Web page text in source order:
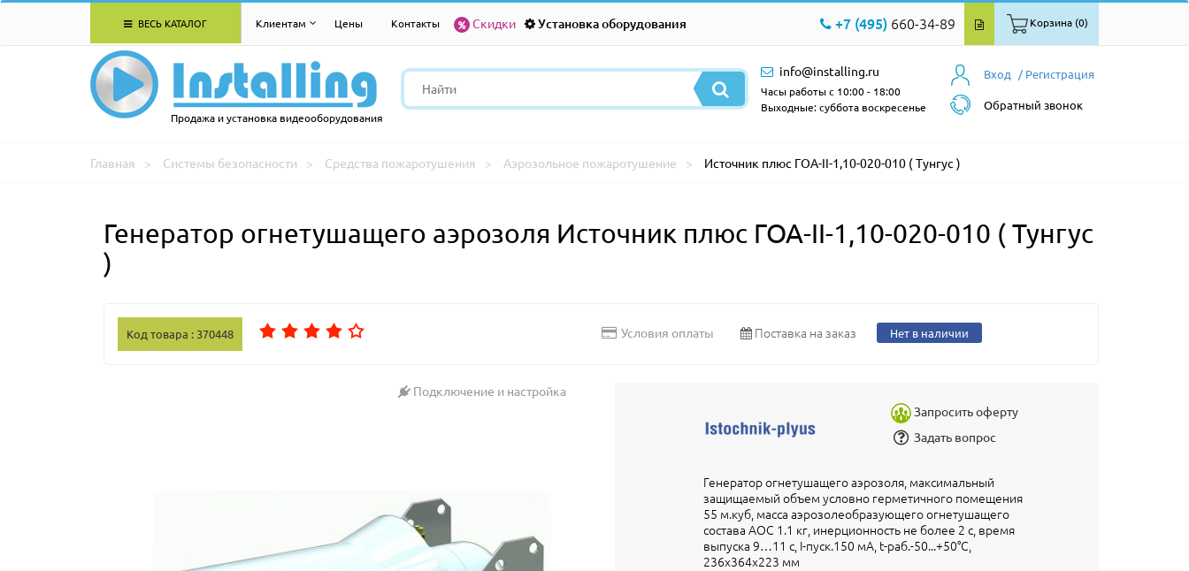
ВЕСЬ КАТАЛОГ Клиентам Цены Контакты Скидки Установка оборудования +7 (495) 660-34-89 Корзина (0)
Продажа и установка видеооборудования
Вход / Регистрация
Обратный звонок
info@installing.ru
Часы работы с 10:00 - 18:00
Выходные: суббота воскресенье
Главная Системы безопасности Средства пожаротушения Аэрозольное пожаротушение Источник плюс ГОА-II-1,10-020-010 ( Тунгус )
Генератор огнетушащего аэрозоля Источник плюс ГОА-II-1,10-020-010 ( Тунгус
)
Код товара : 370448 Условия оплаты Поставка на заказ Нет в наличии
Подключение и настройка
Запросить оферту
Задать вопрос
Генератор огнетушащего аэрозоля, максимальный
защищаемый объем условно герметичного помещения
55 м.куб, масса аэрозолеобразующего огнетушащего
состава АОС 1.1 кг, инерционность не более 2 с, время
выпуска 9…11 с, I-пуск.150 мА, t-раб.-50...+50°С,
236х364х223 мм